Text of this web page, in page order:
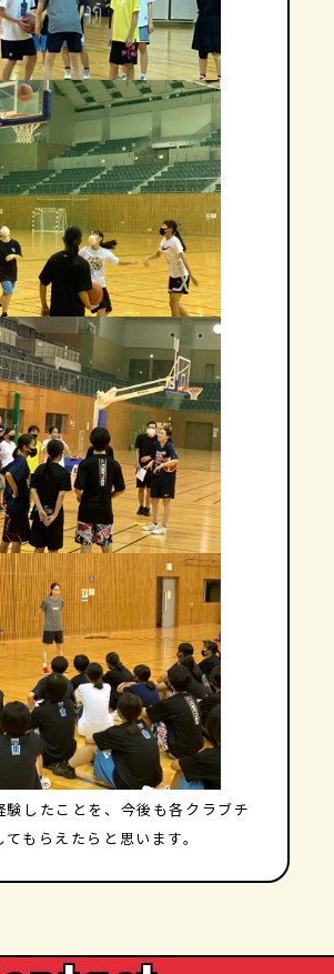
験したことを、今後も各クラブチ
もらえたらと思います。